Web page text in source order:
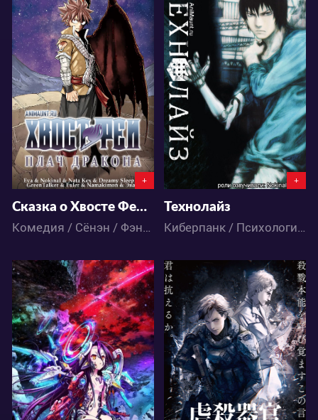
104400
13 277
+
Сказка о Хвосте Феи фильм 2: Плач Дракона
Комедия / Сёнэн / Фэнтези / Аниме
45687
11 37
+
Технолайз
Киберпанк / Психология / Экшен / Драма / Приключения / Фантастика / Аниме
163046
38 512
38276
4 52